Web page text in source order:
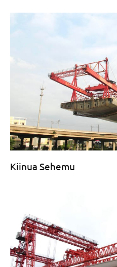
Kiinua Sehemu